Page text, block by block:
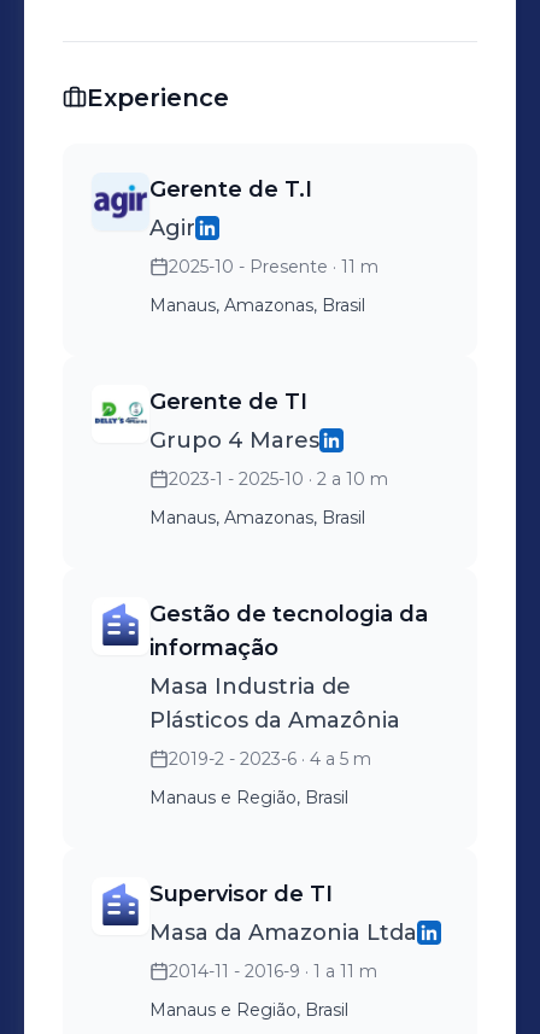
Atendimento ao Cliente Interno /
do Processo de Negócios; - Melhoria
Documentação do Sistema de
Negócios; - Análise de fluxo de
trabalho / reengenharia; -
Persuasão e Comunicação; - Solução
A infraestrutura, Gerenciando Help
Desk, Telecom , Servidores e Chão de
Experience
Gerente de T.I
Agir
2025-10 - Presente · 11 m
Manaus, Amazonas, Brasil
Gerente de TI
Grupo 4 Mares
2023-1 - 2025-10 · 2 a 10 m
Manaus, Amazonas, Brasil
Gestão de tecnologia da
informação
Masa Industria de
Plásticos da Amazônia
2019-2 - 2023-6 · 4 a 5 m
Manaus e Região, Brasil
Supervisor de TI
Masa da Amazonia Ltda
2014-11 - 2016-9 · 1 a 11 m
Manaus e Região, Brasil